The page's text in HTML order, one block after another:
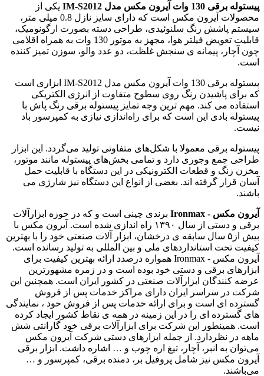
پیستوله برقی 130 وات آیرون مکس مدل IM-S2012
یکی از
محصولات آیرون مکس است که دارای سایز نازل 0.8 میلی متر،
سیستم پاشش رنگ سلنوئیدی، طراحی دسته بصورت ارگونومیک،
قابلیت تعویض فیلتر هوا، مجهز به موتور 130 وات به همراه اقلامی
چون آچار، پیمانه ی سنجش غلظت، دو عدد والو، سوزن تمیز کننده
است.
پیستوله برقی 130 وات آیرون مکس مدل IM-S2012 ابزاری است
که برای پاشیدن رنگ روی سطوح متفاوت از انرژی الکتریکی
استفاده می کند. مهم ‌ترین وجه تمایز پیستوله برقی رنگ پاش با
پیستوله بادی این است که برای راه‌اندازی نیازی به کمپرسور باد
نیست.
پیستوله برقی معمولا با شکل‌های متفاوتی تولید می‌گردد. این ابزار
طراحی جمع ‌وجوری دارد و تمامی بخش‌های پیستوله مانند موتور،
مخزن زنگ و قطعات الکترونیکی در این دستگاه با قابلیت حمل
آسان قرار گرفته اند. بعضی از انواع این دستگاه نیز شارژی می
باشند.
آیرون مکس - Ironmax
برندی چینی است و که در حوزه ابزارآلات
برقی و دستی از سال ۱۳۹۰ راه اندازی شده است. آیرون مکس با
بیش از۵ سال سابقه ی درخشان، ابزار آلات صنعتی خود را با بهترین
کیفیت تحت استانداردهای ملی و بین المللی به تولید رسانده است.
آیرون مکس - Ironmax همواره درصدد ارائه بهترین کیفیت برای
ابزارهای برقی و دستی خود بوده است و در زمره مشهورترین
عرضه کنندگان ابزارآلات صنعتی در کشور ایران است. همچنین این
شرکت در سراسر ایران دارای مراکز خدمات پس از فروش
گسترده ای است و برای ارائه خدمات پس از فروش خود ، نمایندگی
های گسترده ای را در این زمینه در همه ی نقاط کشور ایجاد کرده
است. همینطور این شرکت برای ابزارآلات برقی خود گارانتی شش
ماهه در نظردارد. از جمله ابزارهای دستی شرکت آیرون مکس
می‌توان به انبر، آچار، تیغ اره چوب و … اشاره داشت. ابزار برقی
آیرون مکس نیز شامل پروفیل بر، دمنده برقی، کمپرسور و …
می‌باشند.